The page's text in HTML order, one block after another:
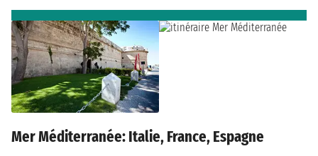
Mer Méditerranée: Italie, France, Espagne